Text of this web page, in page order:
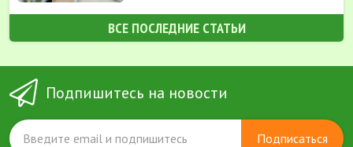
ВСЕ ПОСЛЕДНИЕ СТАТЬИ
Подпишитесь на новости
Подписаться